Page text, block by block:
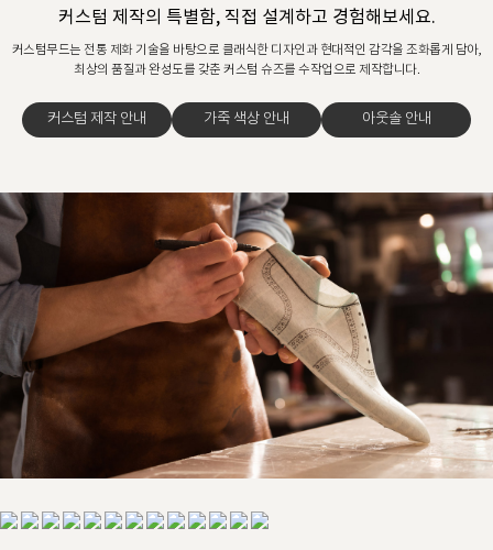
커스텀 제작의 특별함, 직접 설계하고 경험해보세요.
커스텀무드는 전통 제화 기술을 바탕으로 클래식한 디자인과 현대적인 감각을 조화롭게 담아,
최상의 품질과 완성도를 갖춘 커스텀 슈즈를 수작업으로 제작합니다.
커스텀 제작 안내 가죽 색상 안내 아웃솔 안내